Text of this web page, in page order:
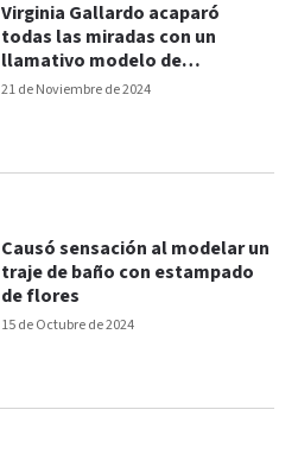
21 de Noviembre de 2024
Virginia Gallardo acaparó
todas las miradas con un
llamativo modelo de
microbikini
15 de Octubre de 2024
Causó sensación al modelar un
traje de baño con estampado
de flores